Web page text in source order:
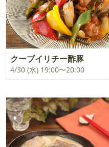
クーブイリチー酢豚
4/30 (水) 19:00〜20:00